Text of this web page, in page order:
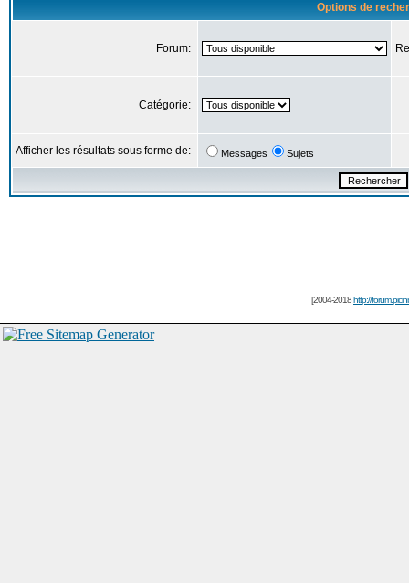
Options de
Forum:
Catégorie:
Afficher les résultats sous forme de: Messages Sujets
[2004-2018http://